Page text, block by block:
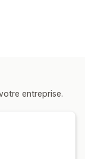
entreprise.